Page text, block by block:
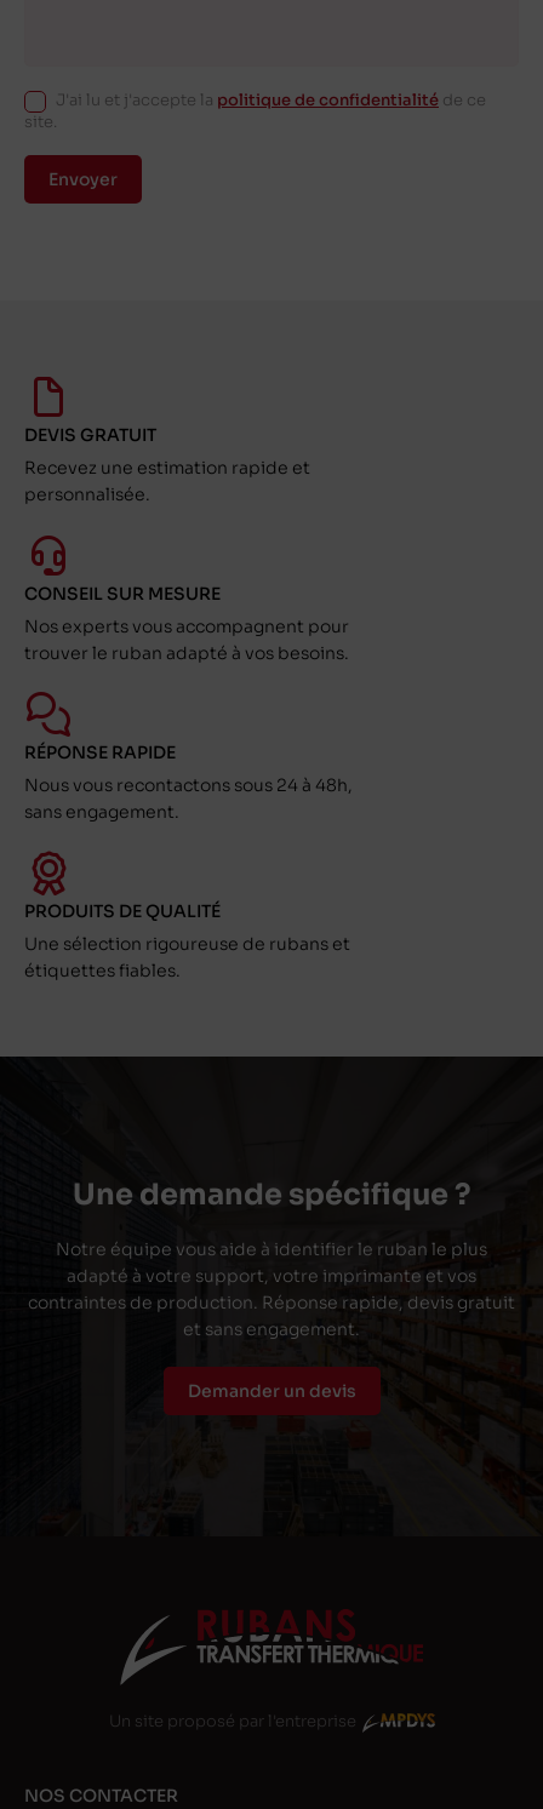
J'ai lu et j'accepte la politique de confidentialité de ce
site.
Envoyer
DEVIS GRATUIT
Recevez une estimation rapide et
personnalisée.
CONSEIL SUR MESURE
Nos experts vous accompagnent pour
trouver le ruban adapté à vos besoins.
RÉPONSE RAPIDE
Nous vous recontactons sous 24 à 48h,
sans engagement.
PRODUITS DE QUALITÉ
Une sélection rigoureuse de rubans et
étiquettes fiables.
Une demande spécifique ?
Notre équipe vous aide à identifier le ruban le plus
adapté à votre support, votre imprimante et vos
contraintes de production. Réponse rapide, devis gratuit
et sans engagement.
Demander un devis
Un site proposé par l'entreprise
NOS CONTACTER